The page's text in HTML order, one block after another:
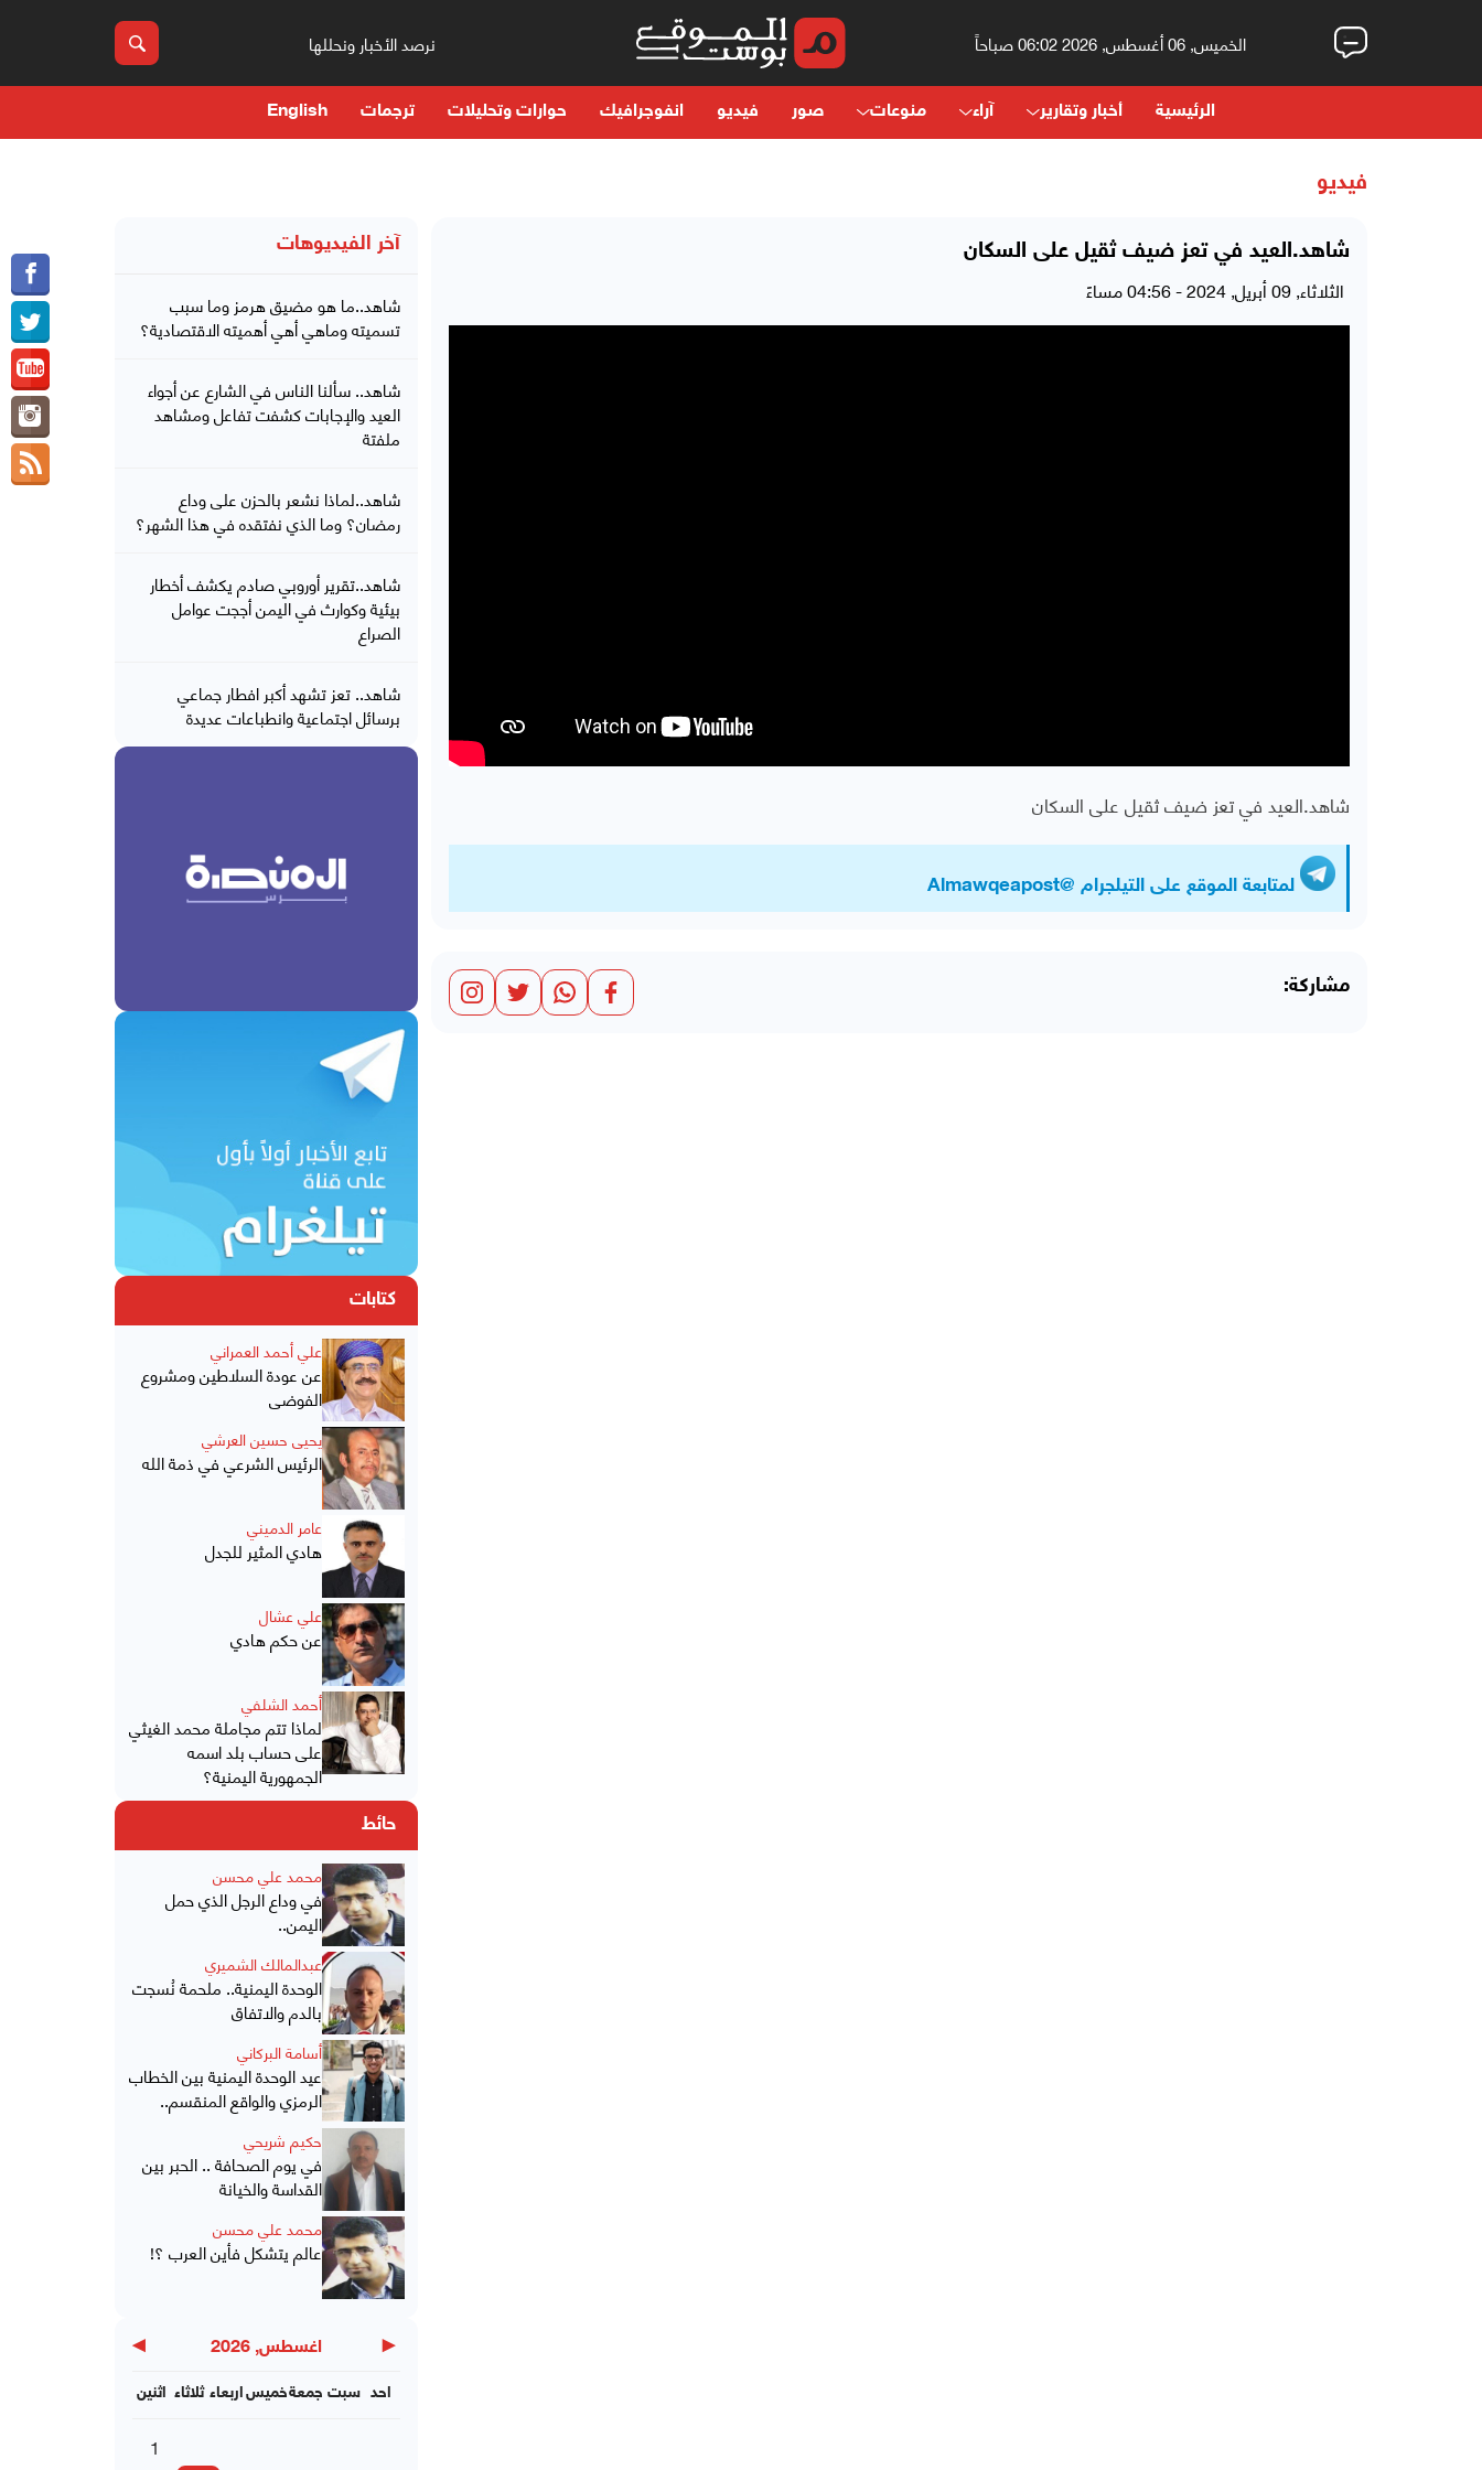
الخميس, 06 أغسطس, 2026 06:02 صباحاً نرصد الأخبار ونحللها
الرئيسية أخبار وتقارير آراء منوعات صور فيديو انفوجرافيك حوارات وتحليلات ترجمات English
فيديو
شاهد.العيد في تعز ضيف ثقيل على السكان
الثلاثاء, 09 أبريل, 2024 - 04:56 مساءً
شاهد.العيد في تعز ضيف ثقيل على السكان
لمتابعة الموقع على التيلجرام @Almawqeapost
مشاركة:
آخر الفيديوهات
شاهد..ما هو مضيق هرمز وما سبب
تسميته وماهي أهي أهميته الاقتصادية؟
شاهد.. سألنا الناس في الشارع عن أجواء
العيد والإجابات كشفت تفاعل ومشاهد
ملفتة
شاهد..لماذا نشعر بالحزن على وداع
رمضان؟ وما الذي نفتقده في هذا الشهر؟
شاهد..تقرير أوروبي صادم يكشف أخطار
بيئية وكوارث في اليمن أججت عوامل
الصراع
شاهد.. تعز تشهد أكبر افطار جماعي
برسائل اجتماعية وانطباعات عديدة
كتابات
علي أحمد العمراني
عن عودة السلاطين ومشروع
الفوضى
يحيى حسين العرشي
الرئيس الشرعي في ذمة الله
عامر الدميني
هادي المثير للجدل
علي عشال
عن حكم هادي
أحمد الشلفي
لماذا تتم مجاملة محمد الغيثي
على حساب بلد اسمه
الجمهورية اليمنية؟
حائط
محمد علي محسن
في وداع الرجل الذي حمل
اليمن..
عبدالمالك الشميري
الوحدة اليمنية.. ملحمة نُسجت
بالدم والاتفاق
أسامة البركاني
عيد الوحدة اليمنية بين الخطاب
الرمزي والواقع المنقسم..
حكيم شريحي
في يوم الصحافة .. الحبر بين
القداسة والخيانة
محمد علي محسن
عالم يتشكل فأين العرب ؟!
◀ اغسطس, 2026 ▶
اثنين ثلاثاء اربعاءخميسجمعة سبت احد
1